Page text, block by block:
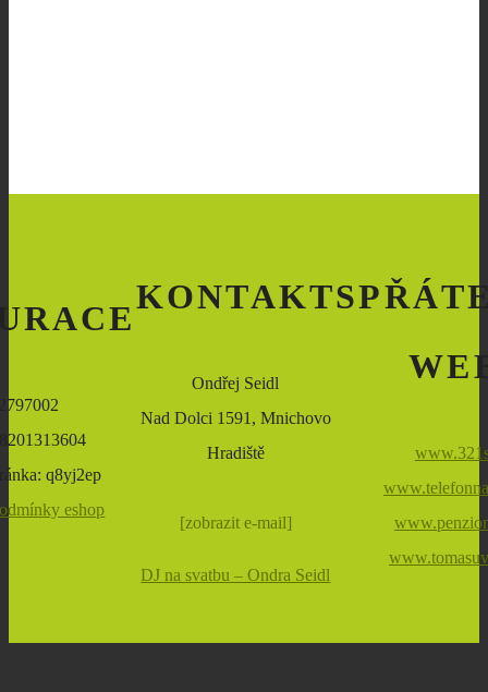
q8yj2ep
eshop
KONTAKT
Ondřej Seidl
Nad Dolci 1591, Mnichovo
Hradiště
[zobrazit e-mail]
DJ na svatbu – Ondra Seidl